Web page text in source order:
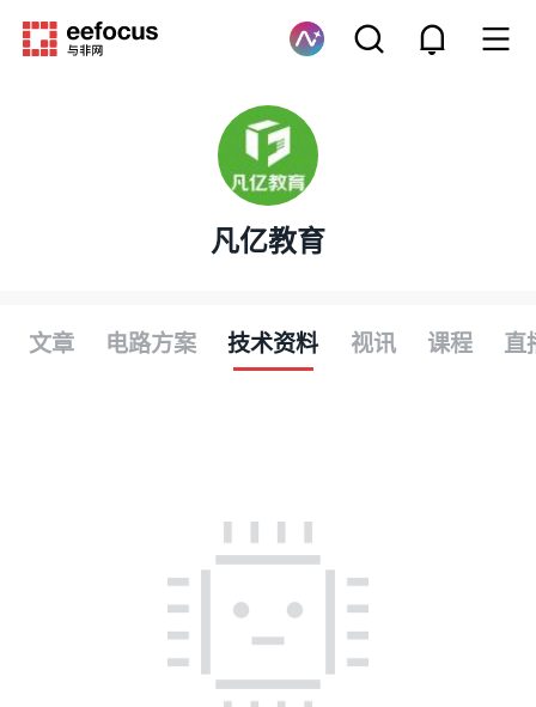
凡亿教育
文章 电路方案 技术资料 视讯 课程 直